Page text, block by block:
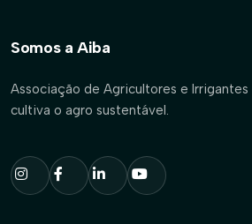
Somos a Aiba
Associação de Agricultores e Irrigantes
cultiva o agro sustentável.